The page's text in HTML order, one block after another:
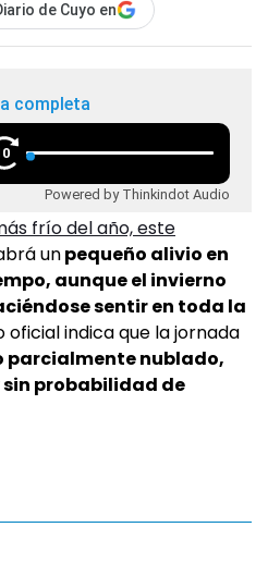
de Cuyo en
completa
Powered by Thinkindot Audio
frío del año, este
unpequeño alivio en
aunque el invierno
sentir en toda la
oficial indica que la jornada
parcialmente nublado,
probabilidad de